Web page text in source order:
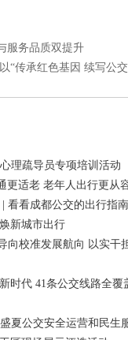
服务品质双提升
“传承红色基因 续写公
理疏导员专项培训活动
更适老 老年人出行更从
| 看看成都公交的出行指
新城市出行
向校准发展航向 以实干
时代 41条公交线路全覆
夏公交安全运营和民生